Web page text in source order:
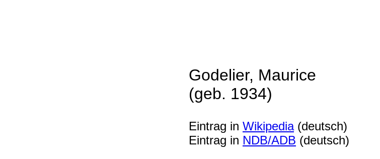
Godelier, Maurice
(geb. 1934)
Eintrag in Wikipedia(deutsch)
Eintrag in NDB/ADB (deutsch)